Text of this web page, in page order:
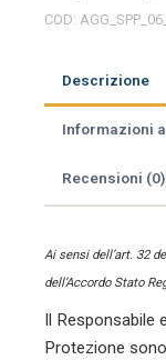
rischi
previsti
dal
D.Lgs
novità
tecniche
(40
ore)
COD:
Descrizione
Informazioni
Recensioni (0)
Ai sensi dell’art. 32
dell’Accordo Stato
Il Responsabile
Protezione